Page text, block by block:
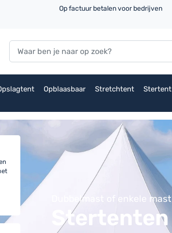
Op factuur betalen voor bedrijven
Opblaasbaar Stretchtent Stertent
Dubbelmast of enkele mast
Stertenten